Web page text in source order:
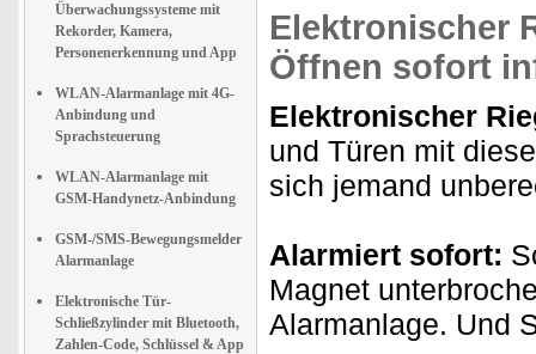
Überwachungssysteme mit
Rekorder, Kamera,
Personenerkennung und App
WLAN-Alarmanlage mit 4G-
Anbindung und
Sprachsteuerung
WLAN-Alarmanlage mit
GSM-Handynetz-Anbindung
GSM-/SMS-Bewegungsmelder
Alarmanlage
Elektronische Tür-
Schließzylinder mit Bluetooth,
Zahlen-Code, Schlüssel & App
Elektronischer
Öffnen sofort
Elektronischer
und Türen mit
sich jemand
Alarmiert sofort:
Magnet
Alarmanlage. Und